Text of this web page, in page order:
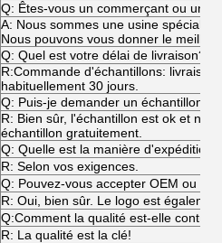
Q: Êtes-vous un commerçant ou un
A: Nous sommes une usine
Nous pouvons vous donner le
Q: Quel est votre délai de livraison?
R:Commande d'échantillons:
habituellement 30 jours.
Q: Puis-je demander un échantillon?
R: Bien sûr, l'échantillon est ok et
échantillon gratuitement.
Q: Quelle est la manière d'expédition?
R: Selon vos exigences.
Q: Pouvez-vous accepter OEM ou
R: Oui, bien sûr. Le logo est
Q:Comment la qualité est-elle
R: La qualité est la clé!